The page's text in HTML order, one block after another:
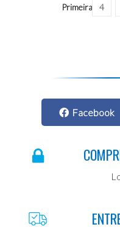
Primeira 4
Facebook